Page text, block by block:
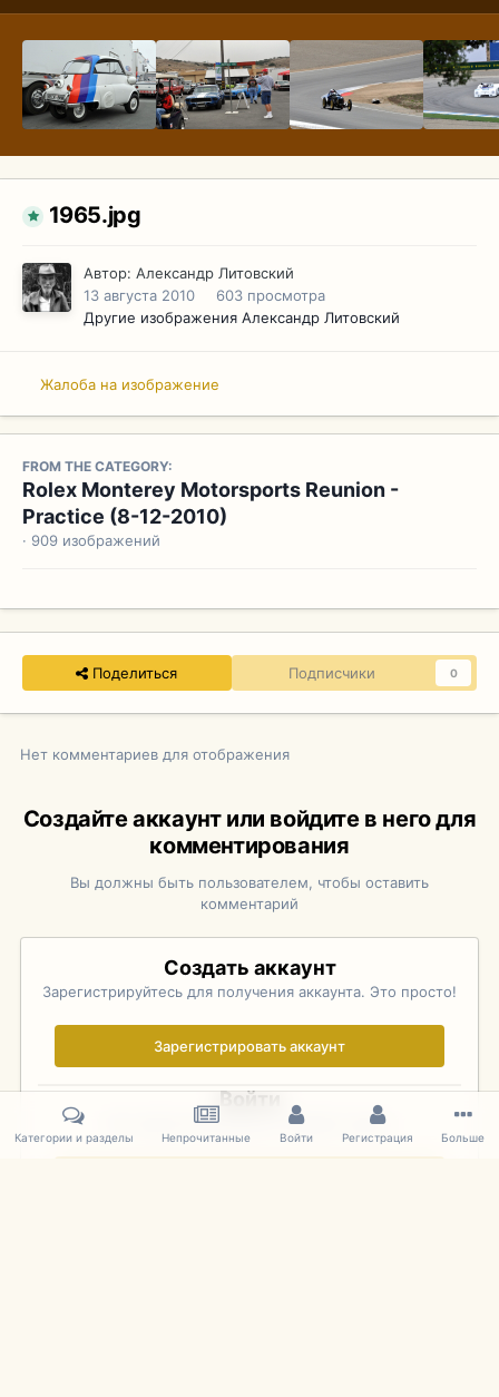
1965.jpg
Автор: Александр Литовский
13 августа 2010
603 просмотра
Другие изображения Александр Литовский
Жалоба на изображение
FROM THE CATEGORY:
Rolex Monterey Motorsports Reunion -
Practice (8-12-2010)
· 909 изображений
Поделиться Подписчики 0
Нет комментариев для отображения
Создайте аккаунт или войдите в него для
комментирования
Вы должны быть пользователем, чтобы оставить
комментарий
Создать аккаунт
Зарегистрируйтесь для получения аккаунта. Это просто!
Зарегистрировать аккаунт
Войти
Уже зарегистрированы? Войдите здесь.
Категории и разделы Непрочитанные Войти Регистрация Больше